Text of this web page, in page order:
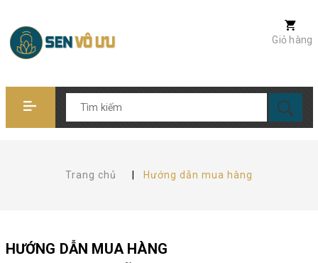
Giỏ hàng
Trang chủ Hướng dẫn mua hàng
HƯỚNG DẪN MUA HÀNG